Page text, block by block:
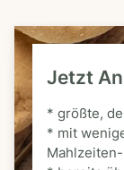
Jetzt
* größte,
* mit